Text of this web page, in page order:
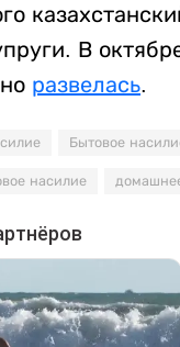
В
развелась.
Бытовое
насилие